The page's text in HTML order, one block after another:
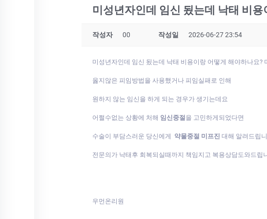
미성년자인데 임신 됬는데 낙태 비
작성자 00 작성일 2026-06-27 23:54
미성년자인데 임신 됬는데 낙태 비용이랑 어떻게 해야하나요?
옳지않은 피임방법을 사용했거나 피임실패로 인해
원하지 않는 임신을 하게 되는 경우가 생기는데요
어쩔수없는 상황에 처해 임신중절 을 고민하게되었다면
수술이 부담스러운 당신에게 약물중절 미프진 대해 알려드립
전문의가 낙태후 회복되실때까지 책임지고 복용상담도와드립
우먼온리원